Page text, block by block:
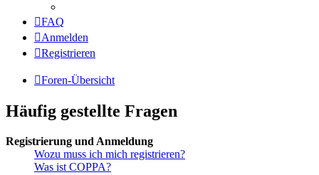
FAQ
Anmelden
Registrieren
Foren-Übersicht
Häufig gestellte Fragen
Registrierung und Anmeldung
Wozu muss ich mich registrieren?
Was ist COPPA?